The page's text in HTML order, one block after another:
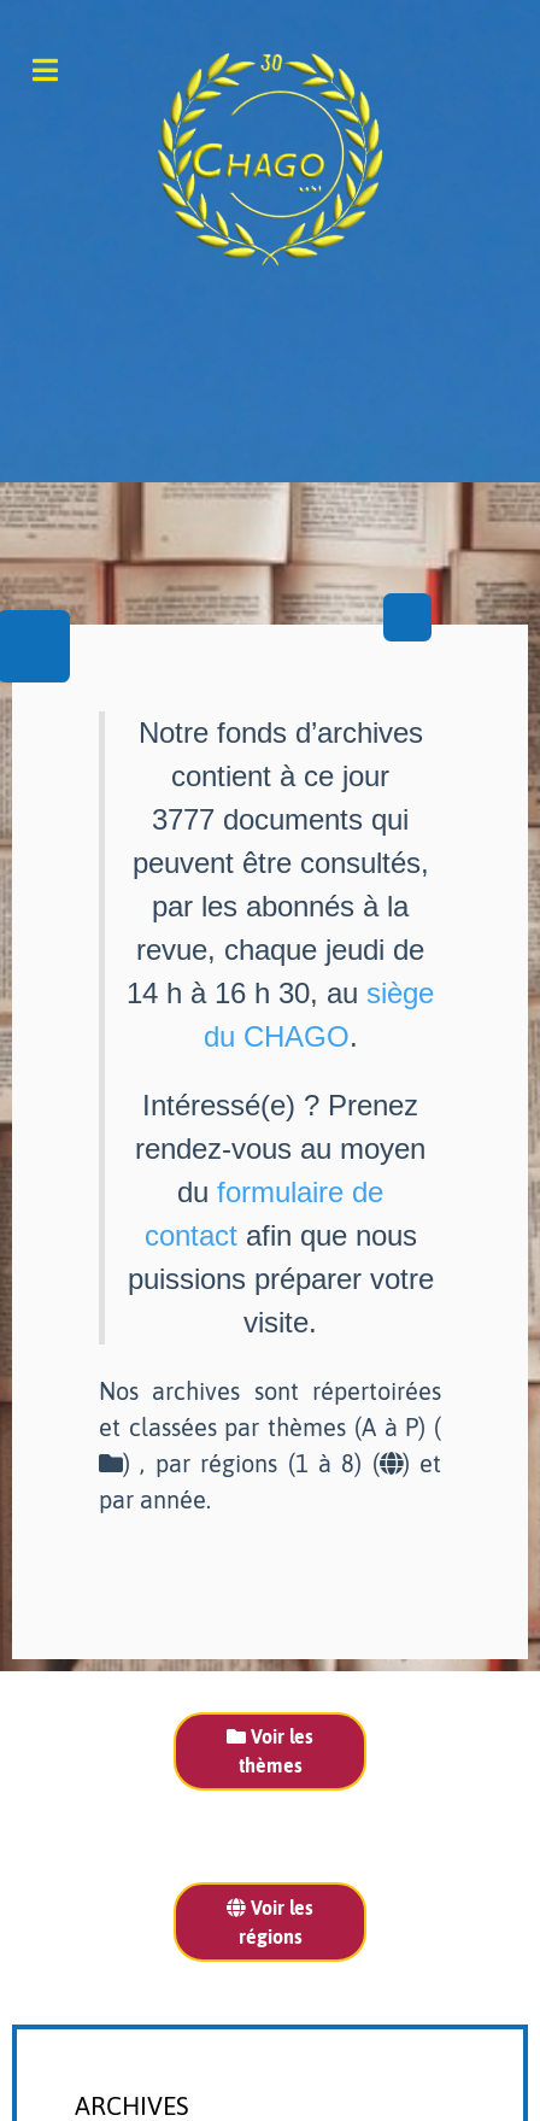
Notre fonds d’archives
contient à ce jour
3777 documents qui
peuvent être consultés,
par les abonnés à la
revue, chaque jeudi de
14 h à 16 h 30, au siège
du CHAGO.
Intéressé(e) ? Prenez
rendez-vous au moyen
du formulaire de
contactafin que nous
puissions préparer votre
visite.
Nos archives sont répertoirées
et classées par thèmes (A à P) (
) , par régions (1 à 8) (
) et
par année.
Voir les
thèmes
Voir les
régions
ARCHIVES